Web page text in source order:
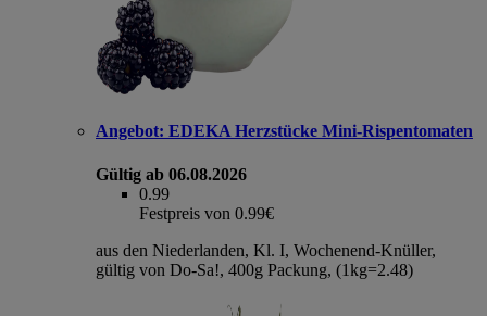
Angebot: EDEKA Herzstücke Mini-Rispentomaten
Gültig ab 06.08.2026
0.99
Festpreis von 0.99€
aus den Niederlanden, Kl. I, Wochenend-Knüller,
gültig von Do-Sa!, 400g Packung, (1kg=2.48)